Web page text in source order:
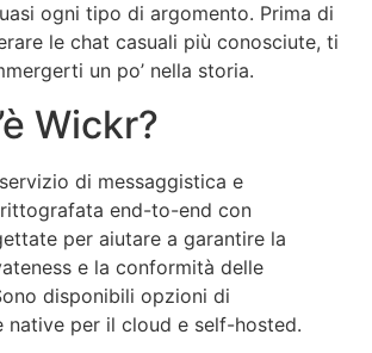
ogni tipo di argomento. Prima di
le chat casuali più conosciute, ti
un po’ nella storia.
Wickr?
di messaggistica e
end-to-end con
per aiutare a garantire la
e la conformità delle
disponibili opzioni di
native per il cloud e self-hosted.